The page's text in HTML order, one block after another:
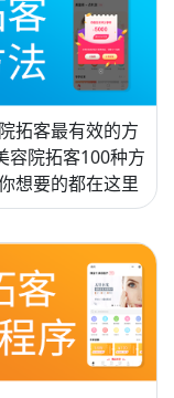
拓客最有效的方
容院拓客100种方
想要的都在这里